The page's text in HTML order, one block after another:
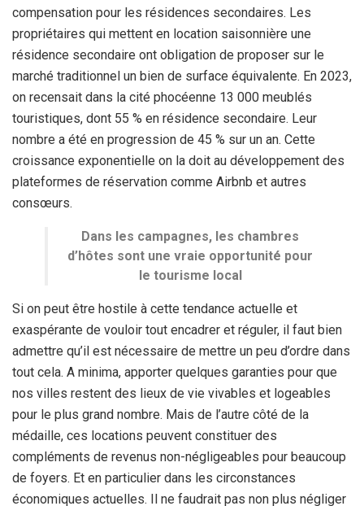
compensation pour les résidences secondaires. Les
propriétaires qui mettent en location saisonnière une
résidence secondaire ont obligation de proposer sur le
marché traditionnel un bien de surface équivalente. En 2023,
on recensait dans la cité phocéenne 13 000 meublés
touristiques, dont 55 % en résidence secondaire. Leur
nombre a été en progression de 45 % sur un an. Cette
croissance exponentielle on la doit au développement des
plateformes de réservation comme Airbnb et autres
consœurs.
Dans les campagnes, les chambres
d’hôtes sont une vraie opportunité pour
le tourisme local
Si on peut être hostile à cette tendance actuelle et
exaspérante de vouloir tout encadrer et réguler, il faut bien
admettre qu’il est nécessaire de mettre un peu d’ordre dans
tout cela. A minima, apporter quelques garanties pour que
nos villes restent des lieux de vie vivables et logeables
pour le plus grand nombre. Mais de l’autre côté de la
médaille, ces locations peuvent constituer des
compléments de revenus non-négligeables pour beaucoup
de foyers. Et en particulier dans les circonstances
économiques actuelles. Il ne faudrait pas non plus négliger